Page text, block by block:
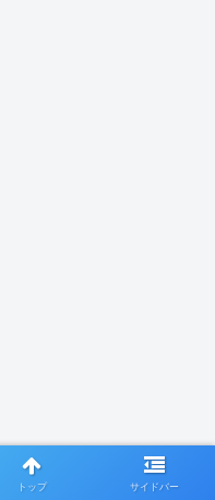
トップ サイドバー